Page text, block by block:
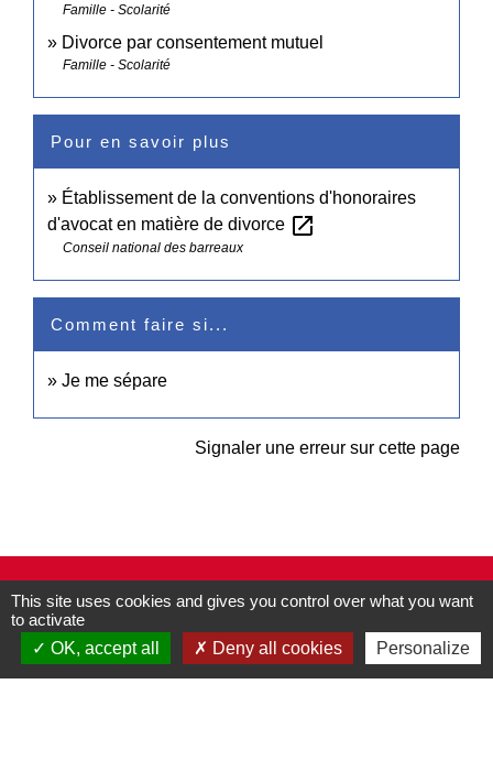
Famille - Scolarité
Divorce par consentement mutuel
Famille - Scolarité
Pour en savoir plus
Établissement de la conventions d'honoraires
d'avocat en matière de divorce open_in_new
Conseil national des barreaux
Comment faire si...
Je me sépare
Signaler une erreur sur cette page
Contacts
2 rue des Rossignols
27130 Pullay - FRANCE
+33 2 32 32 18 58
This site uses cookies and gives you control over what you want
to activate
OK, accept all
Deny all cookies Personalize